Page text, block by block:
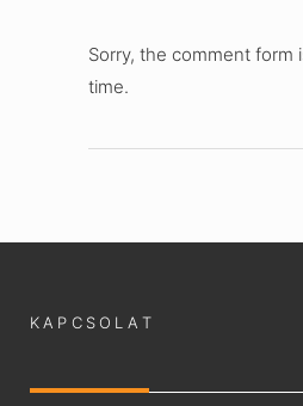
Sorry, the comment form
time.
KAPCSOLAT